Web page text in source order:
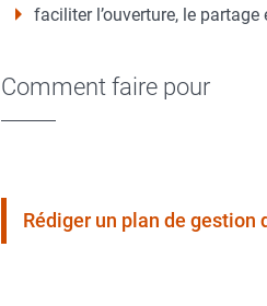
faciliter l’ouverture, le
Comment faire pour
Rédiger un plan de gestion